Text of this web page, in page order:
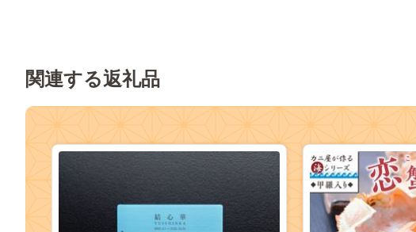
関連する返礼品